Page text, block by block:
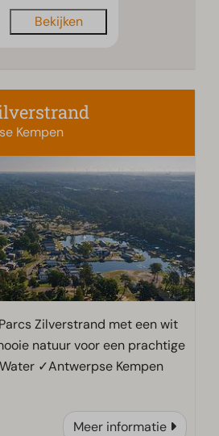
Bekijken
Kempen
Zilverstrand met een wit
natuur voor een prachtige
✓Antwerpse Kempen
Meer informatie